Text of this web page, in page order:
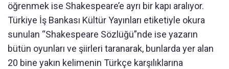
öğrenmek ise Shakespeare’e ayrı bir kapı aralıyor.
Türkiye İş Bankası Kültür Yayınları etiketiyle okura
sunulan “Shakespeare Sözlüğü”nde ise yazarın
bütün oyunları ve şiirleri taranarak, bunlarda yer alan
20 bine yakın kelimenin Türkçe karşılıklarına